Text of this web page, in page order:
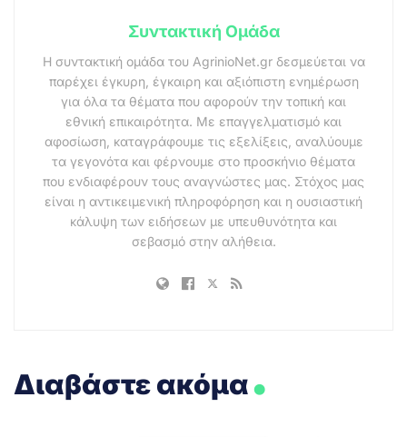
Συντακτική Ομάδα
Η συντακτική ομάδα του AgrinioNet.gr δεσμεύεται να
παρέχει έγκυρη, έγκαιρη και αξιόπιστη ενημέρωση
για όλα τα θέματα που αφορούν την τοπική και
εθνική επικαιρότητα. Με επαγγελματισμό και
αφοσίωση, καταγράφουμε τις εξελίξεις, αναλύουμε
τα γεγονότα και φέρνουμε στο προσκήνιο θέματα
που ενδιαφέρουν τους αναγνώστες μας. Στόχος μας
είναι η αντικειμενική πληροφόρηση και η ουσιαστική
κάλυψη των ειδήσεων με υπευθυνότητα και
σεβασμό στην αλήθεια.
Διαβάστε ακόμα.